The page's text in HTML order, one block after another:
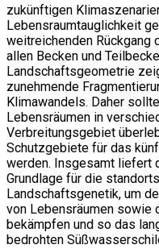
zukünftigen
Lebensraumtauglichkeit
weitreichenden Rückgang
allen Becken und
Landschaftsgeometrie
zunehmende
Klimawandels. Daher
Lebensräumen in
Verbreitungsgebiet
Schutzgebiete für das
werden. Insgesamt liefert
Grundlage für die
Landschaftsgenetik, um
von Lebensräumen sowie
bekämpfen und so das
bedrohten